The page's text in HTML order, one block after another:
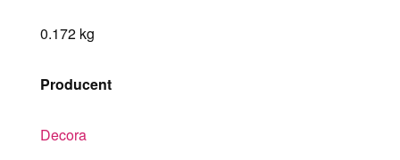
0.172 kg
Producent
Decora